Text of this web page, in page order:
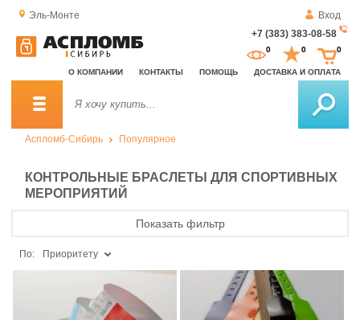
Эль-Монте
Вход
+7 (383) 383-08-58
О КОМПАНИИ КОНТАКТЫ ПОМОЩЬ ДОСТАВКА И ОПЛАТА
0 0 0
Аспломб-Сибирь Популярное
КОНТРОЛЬНЫЕ БРАСЛЕТЫ ДЛЯ СПОРТИВНЫХ
МЕРОПРИЯТИЙ
Показать фильтр
По: Приоритету